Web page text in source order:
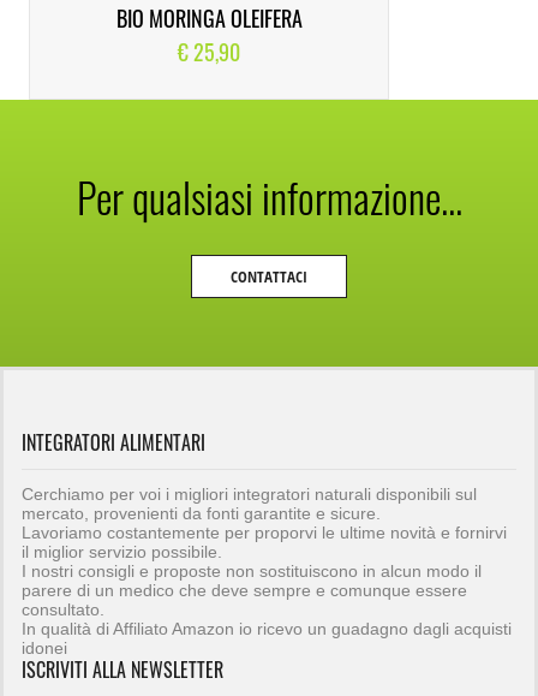
BIO MORINGA OLEIFERA
€ 25,90
Per qualsiasi informazione...
CONTATTACI
INTEGRATORI ALIMENTARI
Cerchiamo per voi i migliori integratori naturali disponibili sul
mercato, provenienti da fonti garantite e sicure.
Lavoriamo costantemente per proporvi le ultime novità e fornirvi
il miglior servizio possibile.
I nostri consigli e proposte non sostituiscono in alcun modo il
parere di un medico che deve sempre e comunque essere
consultato.
In qualità di Affiliato Amazon io ricevo un guadagno dagli acquisti
idonei
ISCRIVITI ALLA NEWSLETTER